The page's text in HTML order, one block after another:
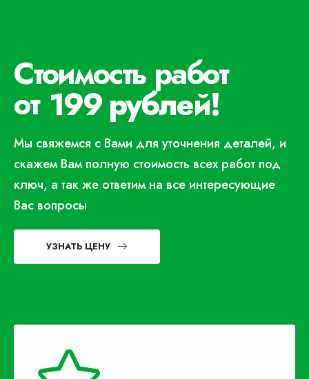
Стоимость работ
от 199 рублей!
Мы свяжемся с Вами для уточнения деталей, и
скажем Вам полную стоимость всех работ под
ключ, а так же ответим на все интересующие
Вас вопросы
УЗНАТЬ ЦЕНУ